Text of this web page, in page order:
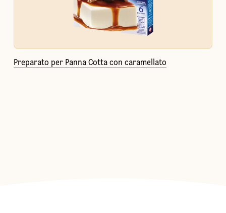
Preparato per Panna Cotta con caramellato